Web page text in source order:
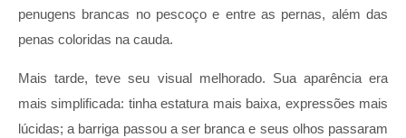
penugens brancas no pescoço e entre as pernas, além das
penas coloridas na cauda.
Mais tarde, teve seu visual melhorado. Sua aparência era
mais simplificada: tinha estatura mais baixa, expressões mais
lúcidas; a barriga passou a ser branca e seus olhos passaram